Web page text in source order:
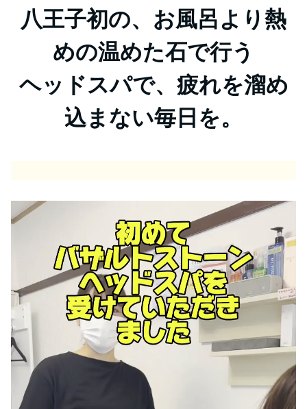
八王子初の、お風呂より熱
めの温めた石で行う
ヘッドスパで、 疲れを溜め
込まない毎日を。
動
ー
ヤ
ー